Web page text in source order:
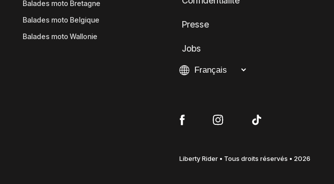
Balades moto Bretagne
Balades moto Belgique
Balades moto Wallonie
Presse
Jobs
Liberty Rider • Tous droits réservés • 2026